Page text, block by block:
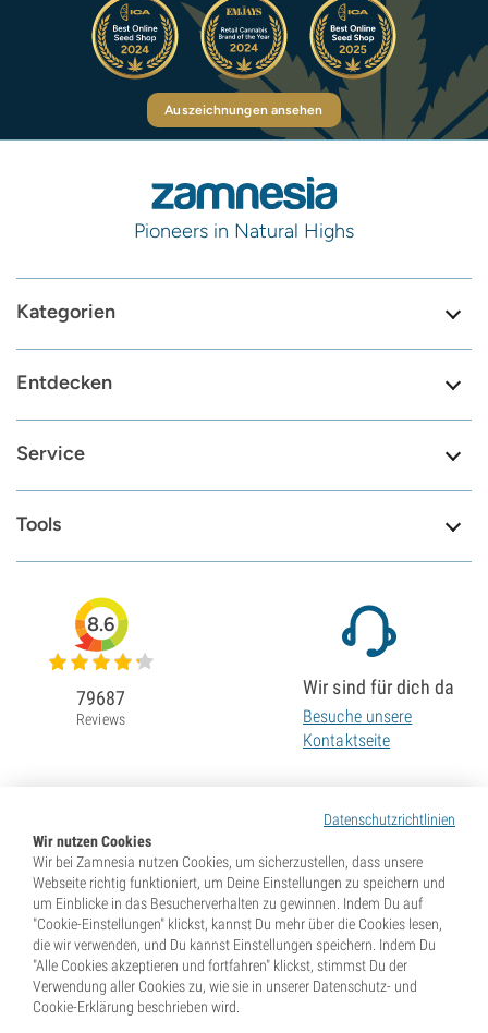
Auszeichnungen ansehen
Pioneers in Natural Highs
Kategorien
Entdecken
Service
Tools
Datenschutzrichtlinien
Wir nutzen Cookies
Wir bei Zamnesia nutzen Cookies, um sicherzustellen, dass unsere
Webseite richtig funktioniert, um Deine Einstellungen zu speichern und
um Einblicke in das Besucherverhalten zu gewinnen. Indem Du auf
"Cookie-Einstellungen" klickst, kannst Du mehr über die Cookies lesen,
die wir verwenden, und Du kannst Einstellungen speichern. Indem Du
"Alle Cookies akzeptieren und fortfahren" klickst, stimmst Du der
Verwendung aller Cookies zu, wie sie in unserer Datenschutz- und
Cookie-Erklärung beschrieben wird.
8.6
79687
Reviews
Wir sind für dich da
Besuche unsere
Kontaktseite